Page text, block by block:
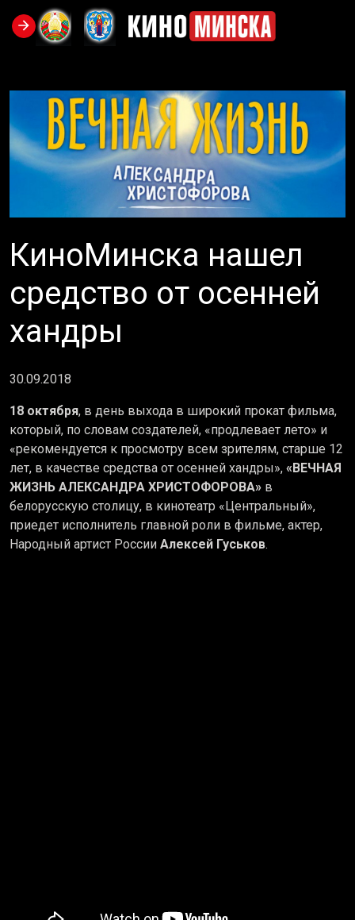
КиноМинска нашел
средство от осенней
хандры
30.09.2018
18 октября, в день выхода в широкий прокат фильма,
который, по словам создателей, «продлевает лето» и
«рекомендуется к просмотру всем зрителям, старше 12
лет, в качестве средства от осенней хандры», «ВЕЧНАЯ
ЖИЗНЬ АЛЕКСАНДРА ХРИСТОФОРОВА» в
белорусскую столицу, в кинотеатр «Центральный»,
приедет исполнитель главной роли в фильме, актер,
Народный артист России Алексей Гуськов.